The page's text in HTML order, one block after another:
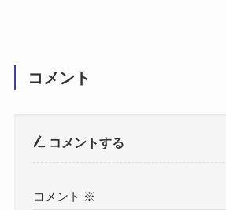
コメント
コメントする
コメント ※